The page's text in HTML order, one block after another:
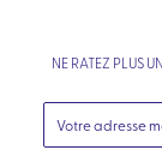
NE RATEZ PLUS